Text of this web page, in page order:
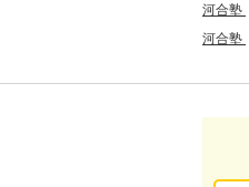
河合塾
河合塾